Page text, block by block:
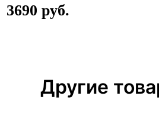
3690
Другие